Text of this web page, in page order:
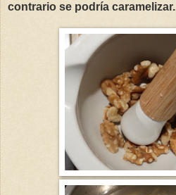
contrario se podría caramelizar.